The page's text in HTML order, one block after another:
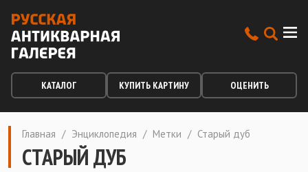
КАТАЛОГ КУПИТЬ КАРТИНУ ОЦЕНИТЬ
Главная / Энциклопедия / Метки / Старый дуб
СТАРЫЙ ДУБ